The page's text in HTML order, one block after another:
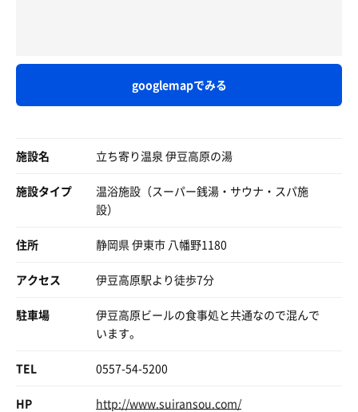
な若い子たちがたくさん来てて混み始めてた。
少し離れたとはいえ声が響いてがっかり
仕方なく露天風呂の正面にある
程よく汗が出始めたところで泥風呂へ
壺湯へ行く前に泥を塗り、撮影機の前に…
使い方をみてもよくわからずに諦め
壺湯へ泥顔にして入浴
少し周りを見渡せる
壺湯にお客さんがいなくなったのを見て
２回目の泥パックはタップリ塗り入浴
顔全体に盛り付けで泥顔で
もう一度よく説明を読んで泥顔撮影
定員10名くらいか。壁や床の木材が多少ケバ立ってはいる
ものの、良い香りがする。
やや低めの温度でドライなので、みんな長居してなかなか
しになっていて、水質も悪くない。
まあ必ず座れるんだけど、今日の気温は7℃。風が吹くと
前回俺が行ったのは夏で、その時はとても快適だった。
〜
わざわざここへサ活に来る人は少ないんだろう。
しかし、当館にはコインランドリーが併設されていて、回
している間に風呂に入れるので、特にバイクや自転車での
旅行と組み合わせるなら押さえておくべき施設である。
googlemapでみる
施設名 立ち寄り温泉 伊豆高原の湯
施設タイプ
温浴施設（スーパー銭湯・サウナ・スパ施
設）
住所 静岡県 伊東市 八幡野1180
アクセス 伊豆高原駅より徒歩7分
駐車場
伊豆高原ビールの食事処と共通なので混んで
います。
TEL 0557-54-5200
HP http://www.suiransou.com/